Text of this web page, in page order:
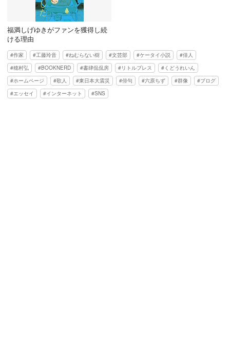
福満しげゆきがファンを獲得し続
ける理由
作家 工藤玲音 ねむらない樹 文芸部 ケータイ小説
俳人
穂村弘
BOOKNERD 書肆侃侃房 リトルプレス
くどうれいん
ホームページ
歌人 東日本大震災 俳句 六原ちず 群像
ブログ
エッセイ
インターネット SNS